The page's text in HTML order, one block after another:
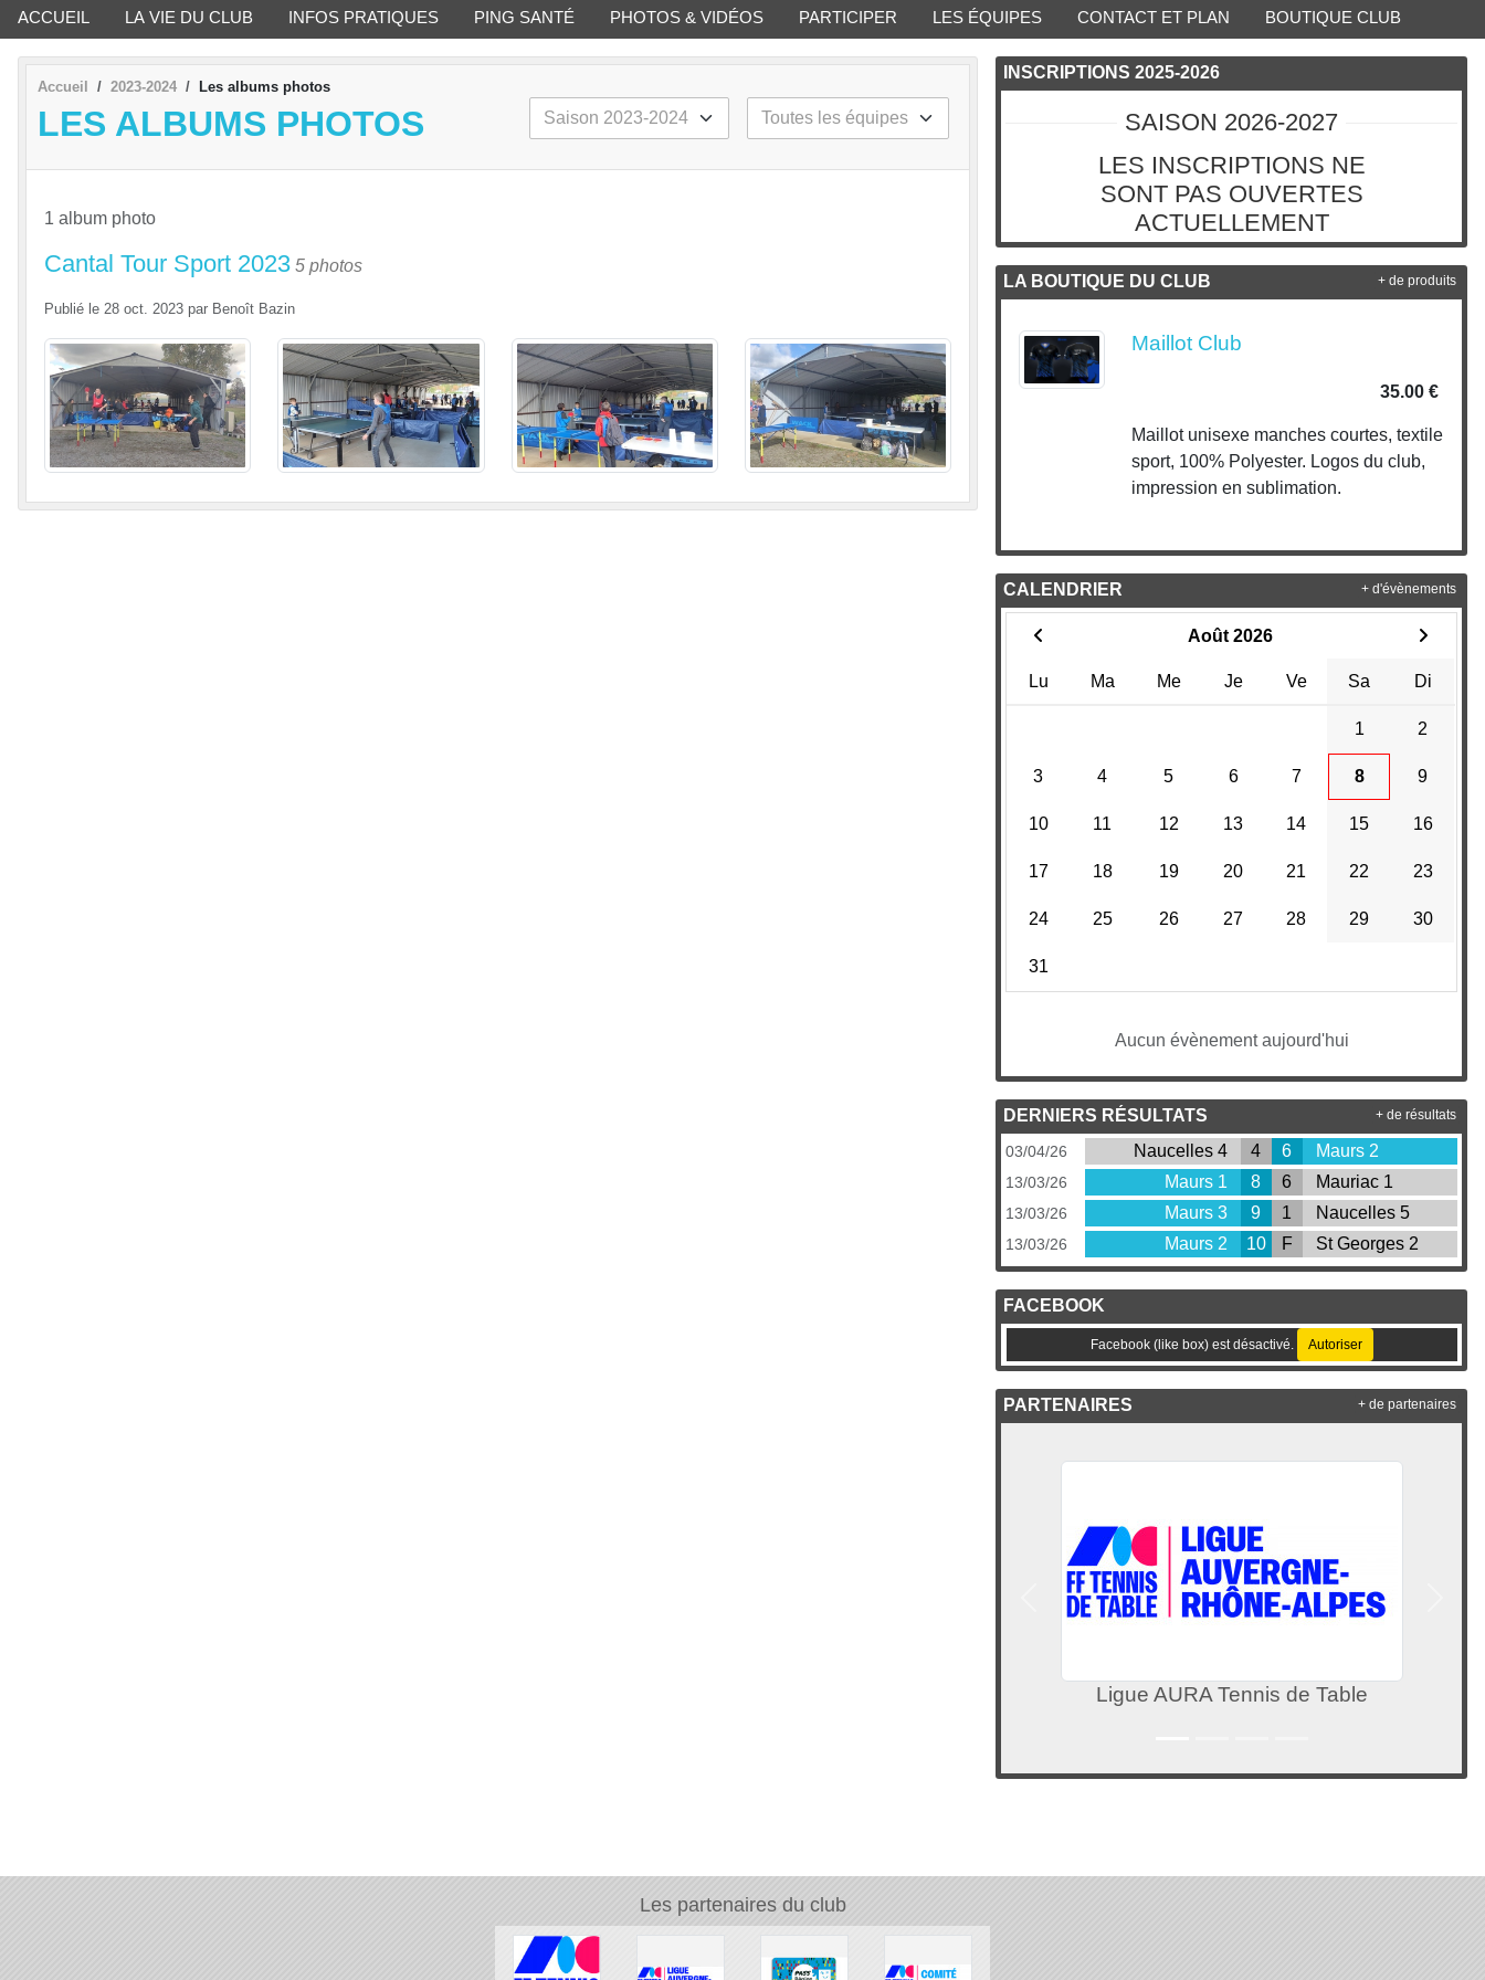
ACCUEIL LA VIE DU CLUB INFOS PRATIQUES PING SANTÉ PHOTOS & VIDÉOS PARTICIPER LES ÉQUIPES CONTACT ET PLAN BOUTIQUE CLUB
Accueil 2023-2024 Les albums photos
LES ALBUMS PHOTOS
1 album photo
Cantal Tour Sport 2023 5 photos
Publié le 28 oct. 2023 par Benoît Bazin
INSCRIPTIONS 2025-2026
SAISON 2026-2027
LES INSCRIPTIONS NE
SONT PAS OUVERTES
ACTUELLEMENT
LA BOUTIQUE DU CLUB
Maillot Club
35.00 €
Maillot unisexe manches courtes, textile
sport, 100% Polyester. Logos du club,
impression en sublimation.
+ de produits
CALENDRIER
Août 2026
Lu Ma Me Je Ve Sa Di
1 2
3 4 5 6 7 8 9
10 11 12 13 14 15 16
17 18 19 20 21 22 23
24 25 26 27 28 29 30
31
Aucun évènement aujourd'hui
+ d'évènements
DERNIERS RÉSULTATS
03/04/26 Naucelles 4 4 6 Maurs 2
13/03/26 Maurs 1 8 6 Mauriac 1
13/03/26 Maurs 3 9 1 Naucelles 5
13/03/26 Maurs 2 10 F St Georges 2
+ de résultats
FACEBOOK
Facebook (like box) est désactivé. Autoriser
PARTENAIRES
Ligue AURA Tennis de Table
Précedent
+ de partenaires
Les partenaires du club